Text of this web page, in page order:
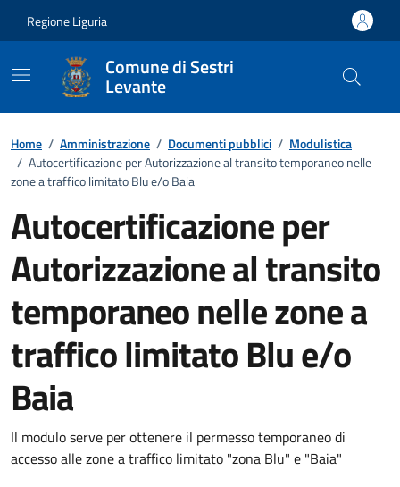
Regione Liguria
Comune di Sestri
Levante
Home / Amministrazione / Documenti pubblici / Modulistica
/ Autocertificazione per Autorizzazione al transito temporaneo nelle
zone a traffico limitato Blu e/o Baia
Autocertificazione per
Autorizzazione al transito
temporaneo nelle zone a
traffico limitato Blu e/o
Baia
Dettagli del documento
Il modulo serve per ottenere il permesso temporaneo di
accesso alle zone a traffico limitato "zona Blu" e "Baia"